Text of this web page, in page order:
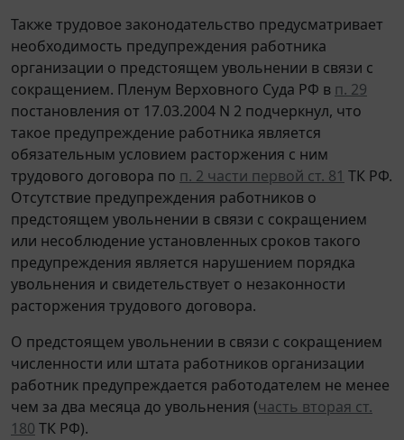
Также трудовое законодательство предусматривает
необходимость предупреждения работника
организации о предстоящем увольнении в связи с
сокращением. Пленум Верховного Суда РФ в п. 29
постановления от 17.03.2004 N 2 подчеркнул, что
такое предупреждение работника является
обязательным условием расторжения с ним
трудового договора по п. 2 части первой ст. 81 ТК РФ.
Отсутствие предупреждения работников о
предстоящем увольнении в связи с сокращением
или несоблюдение установленных сроков такого
предупреждения является нарушением порядка
увольнения и свидетельствует о незаконности
расторжения трудового договора.
О предстоящем увольнении в связи с сокращением
численности или штата работников организации
работник предупреждается работодателем не менее
чем за два месяца до увольнения (часть вторая ст.
180 ТК РФ).